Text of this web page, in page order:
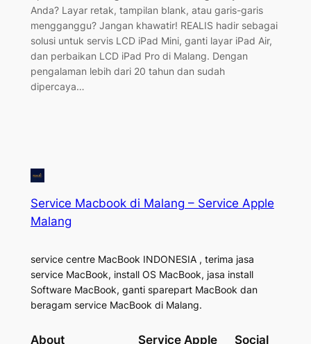
Anda? Layar retak, tampilan blank, atau garis-garis
mengganggu? Jangan khawatir! REALIS hadir sebagai
solusi untuk servis LCD iPad Mini, ganti layar iPad Air,
dan perbaikan LCD iPad Pro di Malang. Dengan
pengalaman lebih dari 20 tahun dan sudah
dipercaya…
Service Macbook di Malang – Service Apple
Malang
service centre MacBook INDONESIA , terima jasa
service MacBook, install OS MacBook, jasa install
Software MacBook, ganti sparepart MacBook dan
beragam service MacBook di Malang.
About Service Apple Social